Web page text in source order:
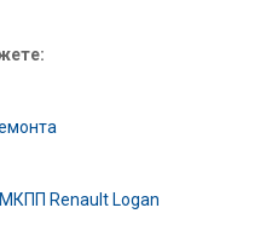
Renault Logan